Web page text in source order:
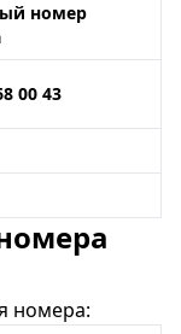
номер
00 43
номера: